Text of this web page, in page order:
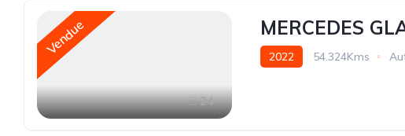
Vendue
24
MERCEDES
2022 54.324Kms